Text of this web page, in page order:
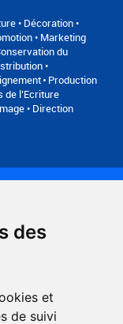
des
et
de suivi
• Décoration •
• Marketing
du
•
Production
de l’Ecriture
• Direction
et 230.000